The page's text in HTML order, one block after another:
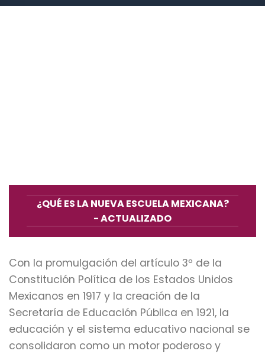
¿QUÉ ES LA NUEVA ESCUELA MEXICANA?
- ACTUALIZADO
Con la promulgación del artículo 3º de la
Constitución Política de los Estados Unidos
Mexicanos en 1917 y la creación de la
Secretaría de Educación Pública en 1921, la
educación y el sistema educativo nacional se
consolidaron como un motor poderoso y